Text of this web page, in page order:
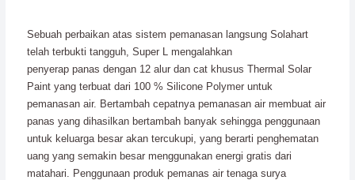
Sebuah perbaikan atas sistem pemanasan langsung Solahart
telah terbukti tangguh, Super L mengalahkan
penyerap panas dengan 12 alur dan cat khusus Thermal Solar
Paint yang terbuat dari 100 % Silicone Polymer untuk
pemanasan air. Bertambah cepatnya pemanasan air membuat air
panas yang dihasilkan bertambah banyak sehingga penggunaan
untuk keluarga besar akan tercukupi, yang berarti penghematan
uang yang semakin besar menggunakan energi gratis dari
matahari. Penggunaan produk pemanas air tenaga surya